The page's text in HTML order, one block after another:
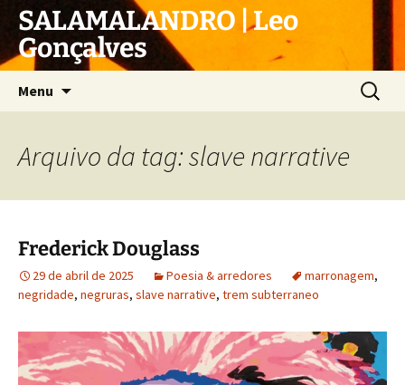
Pular
para
o
conteúdo
SALAMALANDRO | Leo
Gonçalves
Menu
por:
Arquivo da tag: slave narrative
Frederick Douglass
29 de abril de 2025 Poesia & arredores marronagem,
negridade, negruras, slave narrative, trem subterraneo